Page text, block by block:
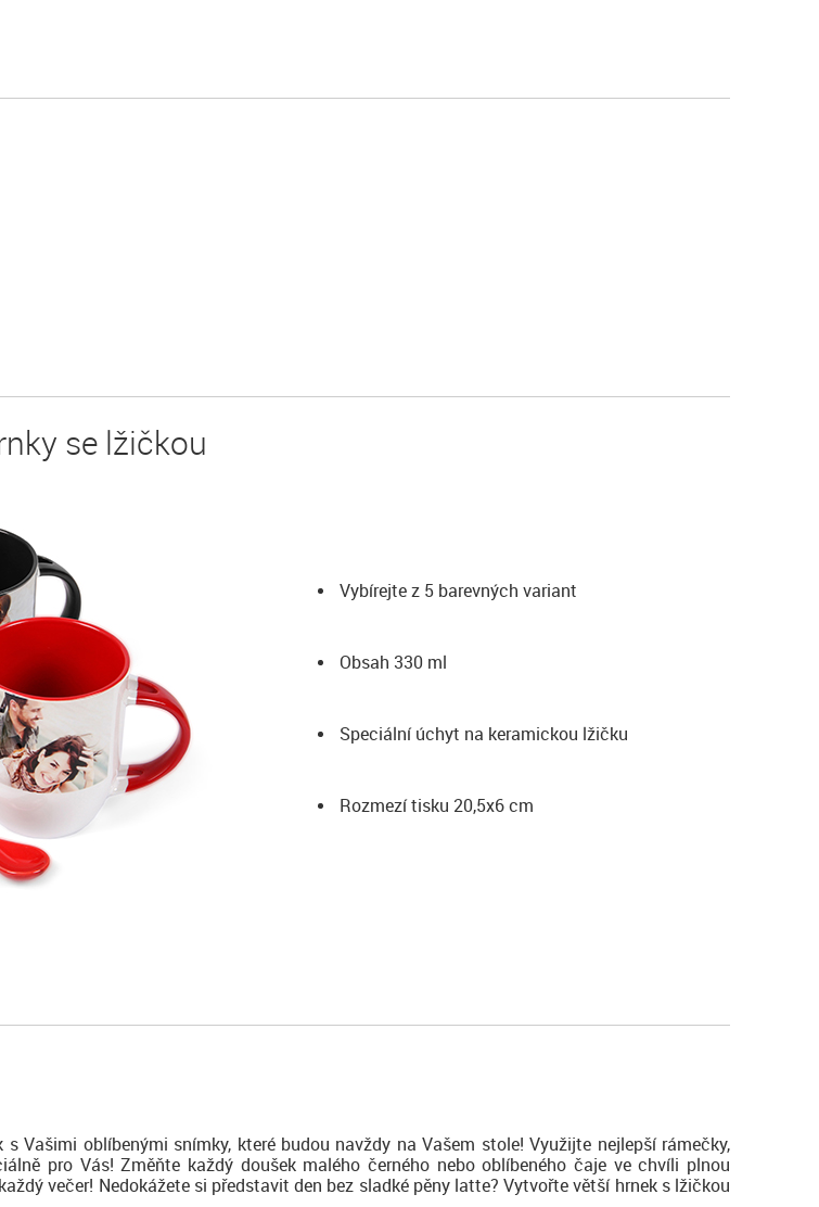
se lžičkou
Vybírejte z 5 barevných variant
Obsah 330 ml
Speciální úchyt na keramickou lžičku
Rozmezí tisku 20,5x6 cm
Vašimi oblíbenými snímky, které budou navždy na Vašem stole! Využijte nejlepší rámečky,
pro Vás! Změňte každý doušek malého černého nebo oblíbeného čaje ve chvíli plnou
večer! Nedokážete si představit den bez sladké pěny latte? Vytvořte větší hrnek s lžičkou